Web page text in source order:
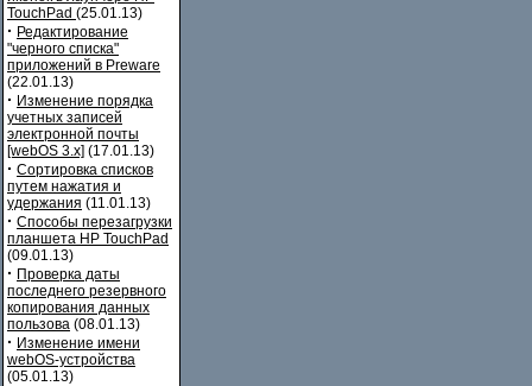
TouchPad (25.01.13)
· Редактирование
"черного списка"
приложений в Preware
(22.01.13)
· Изменение порядка
учетных записей
электронной почты
[webOS 3.x] (17.01.13)
· Сортировка списков
путем нажатия и
удержания (11.01.13)
· Способы перезагрузки
планшета HP TouchPad
(09.01.13)
· Проверка даты
последнего резервного
копирования данных
пользова (08.01.13)
· Изменение имени
webOS-устройства
(05.01.13)